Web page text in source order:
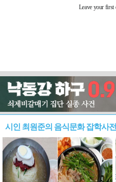
시인 최원준의 음식문화 잡학사전